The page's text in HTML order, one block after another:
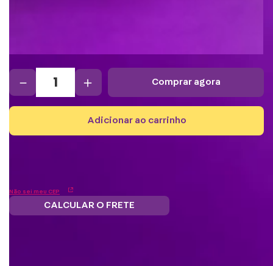
＋
－ comprar agora
adicionar ao carrinho
Não sei meu CEP
CALCULAR O FRETE